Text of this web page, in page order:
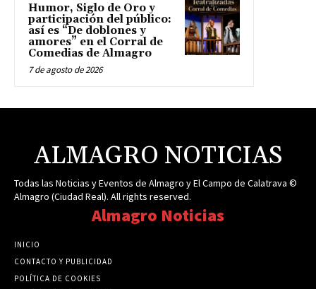
Humor, Siglo de Oro y
participación del público:
así es “De doblones y
amores” en el Corral de
Comedias de Almagro
7 de agosto de 2026
ALMAGRO NOTICIAS
Todas las Noticias y Eventos de Almagro y El Campo de Calatrava ©
Almagro (Ciudad Real). All rights reserved.
Almagro Noticias
INICIO
CONTACTO Y PUBLICIDAD
POLÍTICA DE COOKIES